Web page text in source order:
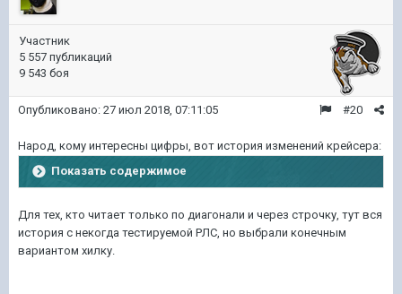
Участник
5 557 публикаций
9 543 боя
#20
Опубликовано: 27 июл 2018, 07:11:05
Народ, кому интересны цифры, вот история изменений крейсера:
Показать содержимое
Для тех, кто читает только по диагонали и через строчку, тут вся
история с некогда тестируемой РЛС, но выбрали конечным
вариантом хилку.